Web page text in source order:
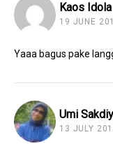
Kaos Idola
19 JUNE
Yaaa bagus pake
Umi
13 JULY